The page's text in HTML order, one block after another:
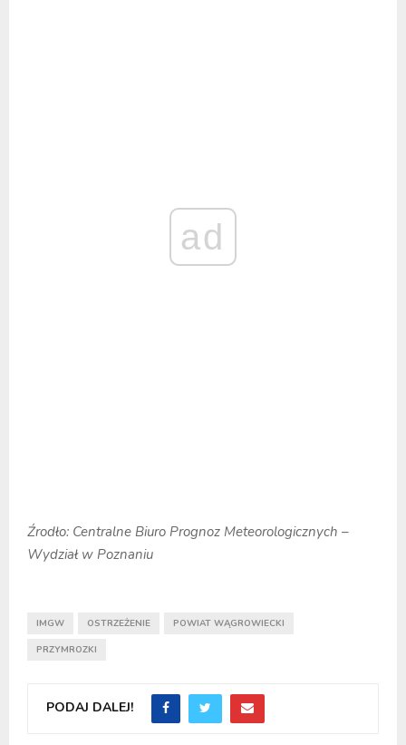
ad
Źrodło: Centralne Biuro Prognoz Meteorologicznych –
Wydział w Poznaniu
IMGW OSTRZEŻENIE POWIAT WĄGROWIECKI
PRZYMROZKI
PODAJ DALEJ!